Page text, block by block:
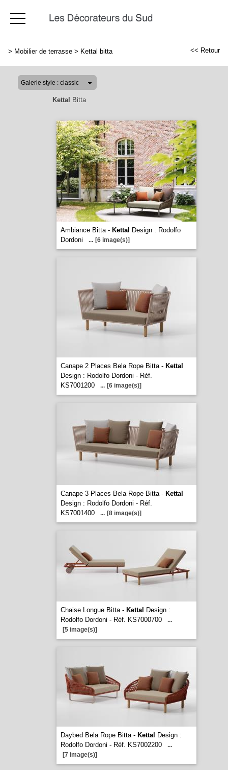
> Mobilier de terrasse > Kettal bitta << Retour
Kettal Bitta
Ambiance Bitta - Kettal Design : Rodolfo
Dordoni
... [6 image(s)]
Canape 2 Places Bela Rope Bitta - Kettal
Design : Rodolfo Dordoni - Réf.
KS7001200
... [6 image(s)]
Canape 3 Places Bela Rope Bitta - Kettal
Design : Rodolfo Dordoni - Réf.
KS7001400
... [8 image(s)]
Chaise Longue Bitta - Kettal Design :
Rodolfo Dordoni - Réf. KS7000700
...
[5 image(s)]
Daybed Bela Rope Bitta - Kettal Design :
Rodolfo Dordoni - Réf. KS7002200
...
[7 image(s)]